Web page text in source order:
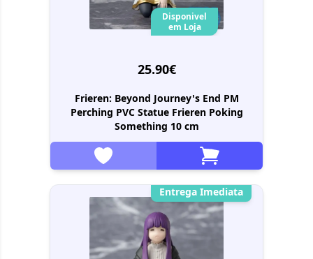
Disponivel
em Loja
25.90€
Frieren: Beyond Journey's End PM
Perching PVC Statue Frieren Poking
Something 10 cm
Entrega Imediata